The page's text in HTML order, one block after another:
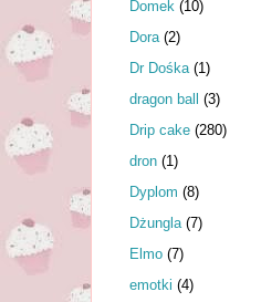
Domek (10)
Dora (2)
Dr Dośka (1)
dragon ball (3)
Drip cake (280)
dron (1)
Dyplom (8)
Dżungla (7)
Elmo (7)
emotki (4)